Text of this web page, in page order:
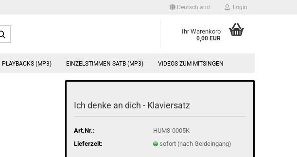
Deutschland Login
Ihr Warenkorb
0,00 EUR
PLAYBACKS (MP3) EINZELSTIMMEN SATB (MP3) VIDEOS ZUM MITSINGEN
Ich denke an dich - Kla­vier­satz
Art.Nr.:
HUM3-0005K
Lieferzeit:
sofort (nach Geldeingang)